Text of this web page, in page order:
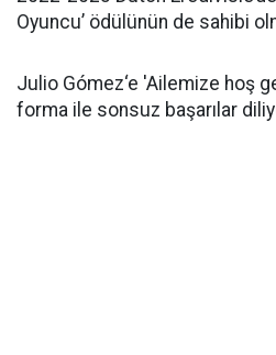
Oyuncu’ ödülünün de sahibi
Julio Gómez‘e 'Ailemize hoş
forma ile sonsuz başarılar